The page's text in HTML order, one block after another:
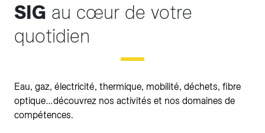
SIG au cœur de votre
quotidien
Eau, gaz, électricité, thermique, mobilité, déchets, fibre
optique…découvrez nos activités et nos domaines de
compétences.